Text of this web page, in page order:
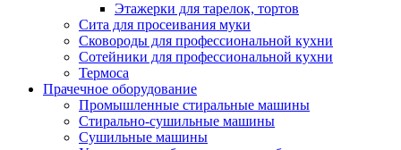
Этажерки для тарелок, тортов
Сита для просеивания муки
Сковороды для профессиональной кухни
Сотейники для профессиональной кухни
Термоса
Прачечное оборудование
Промышленные стиральные машины
Стирально-сушильные машины
Сушильные машины